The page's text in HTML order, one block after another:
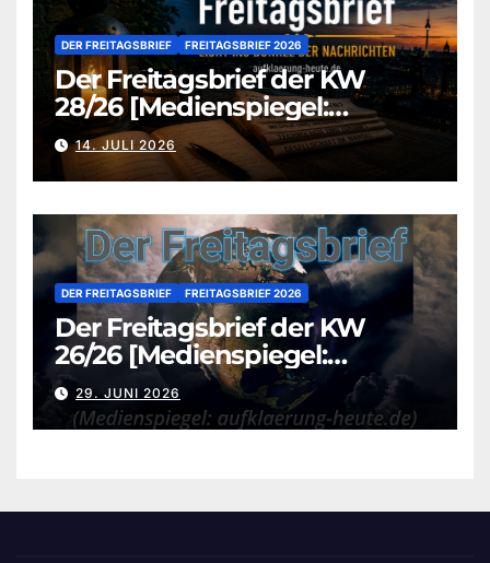
DER FREITAGSBRIEF FREITAGSBRIEF 2026
Der Freitagsbrief der KW
28/26 [Medienspiegel:
aufklaerung-heute.de]
14. JULI 2026
DER FREITAGSBRIEF FREITAGSBRIEF 2026
Der Freitagsbrief der KW
26/26 [Medienspiegel:
aufklaerung-heute.de]
29. JUNI 2026